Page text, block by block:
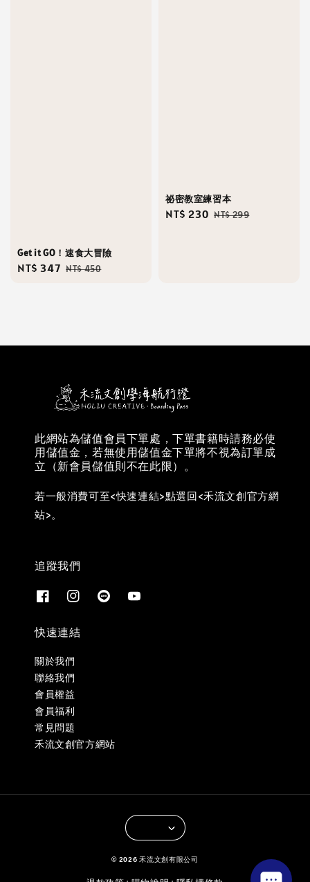
Get it GO！速食大冒險
Sale
NT$ 347 Regular
NT$ 450
祕密教室練習本
Sale
NT$ 230 Regular
NT$ 299
此網站為儲值會員下單處，下單書籍時請務必使
用儲值金，若無使用儲值金下單將不視為訂單成
立（新會員儲值則不在此限）。
若一般消費可至<快速連結>點選回<禾流文創官方網
站>。
追蹤我們
快速連結
關於我們
聯絡我們
會員權益
會員福利
常見問題
禾流文創官方網站
© 2026 禾流文創有限公司